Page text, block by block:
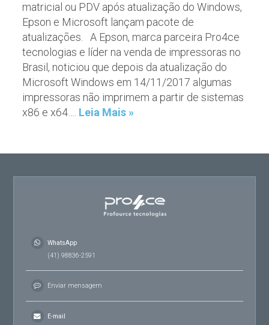
matricial ou PDV após atualização do Windows,
Epson e Microsoft lançam pacote de
atualizações. A Epson, marca parceira Pro4ce
tecnologias e líder na venda de impressoras no
Brasil, noticiou que depois da atualização do
Microsoft Windows em 14/11/2017 algumas
impressoras não imprimem a partir de sistemas
x86 e x64…. Leia Mais »
WhatsApp
(41) 98836-2591
Enviar mensagem
E-mail